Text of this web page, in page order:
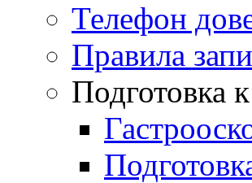
Телефон
Правила
Подготовка